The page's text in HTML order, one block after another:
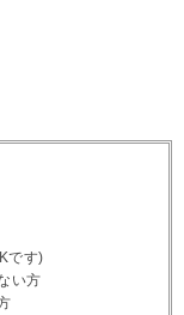
です)
い方